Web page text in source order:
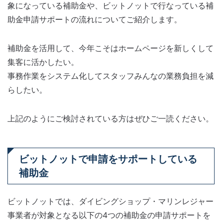
象になっている補助金や、ビットノットで行なっている補
助金申請サポートの流れについてご紹介します。
補助金を活用して、今年こそはホームページを新しくして
集客に活かしたい。
事務作業をシステム化してスタッフみんなの業務負担を減
らしたい。
上記のようにご検討されている方はぜひご一読ください。
ビットノットで申請をサポートしている
補助金
ビットノットでは、ダイビングショップ・マリンレジャー
事業者が対象となる以下の4つの補助金の申請サポートを